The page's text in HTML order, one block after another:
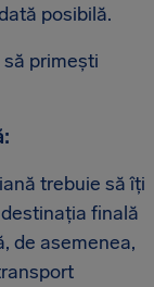
posibilă.
să primești
trebuie să îți
finală
de asemenea,